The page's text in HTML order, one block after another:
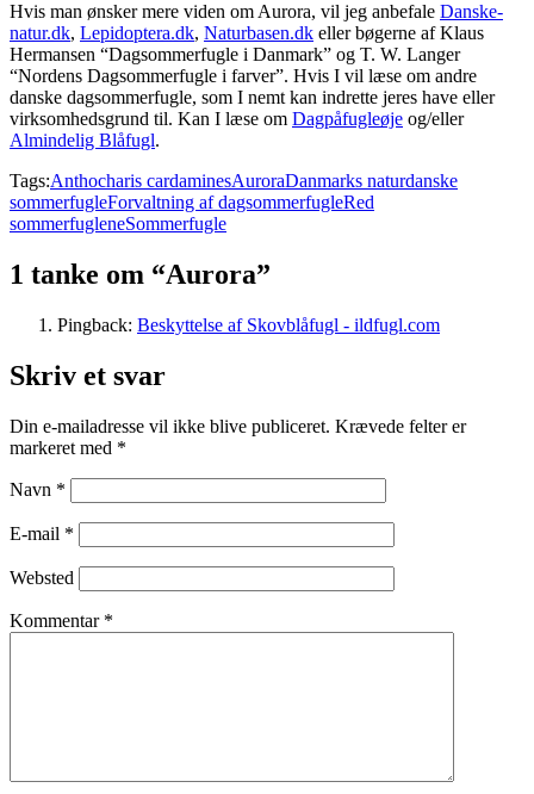
Hvis man ønsker mere viden om Aurora, vil jeg anbefale Danske-
natur.dk, Lepidoptera.dk, Naturbasen.dk eller bøgerne af Klaus
Hermansen “Dagsommerfugle i Danmark” og T. W. Langer
“Nordens Dagsommerfugle i farver”. Hvis I vil læse om andre
danske dagsommerfugle, som I nemt kan indrette jeres have eller
virksomhedsgrund til. Kan I læse om Dagpåfugleøje og/eller
Almindelig Blåfugl.
Tags:Anthocharis cardaminesAuroraDanmarks naturdanske
sommerfugleForvaltning af dagsommerfugleRed
sommerfugleneSommerfugle
1 tanke om “Aurora”
Pingback: Beskyttelse af Skovblåfugl - ildfugl.com
Skriv et svar
Din e-mailadresse vil ikke blive publiceret. Krævede felter er
markeret med *
Navn *
E-mail *
Websted
Kommentar *